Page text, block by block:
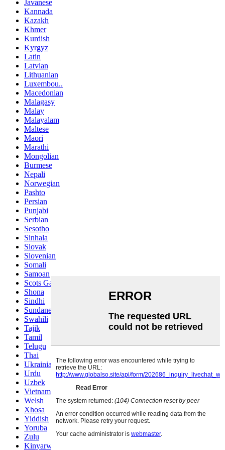
Javanese
Kannada
Kazakh
Khmer
Kurdish
Kyrgyz
Latin
Latvian
Lithuanian
Luxembou..
Macedonian
Malagasy
Malay
Malayalam
Maltese
Maori
Marathi
Mongolian
Burmese
Nepali
Norwegian
Pashto
Persian
Punjabi
Serbian
Sesotho
Sinhala
Slovak
Slovenian
Somali
Samoan
Scots Gaelic
Shona
Sindhi
Sundanese
Swahili
Tajik
Tamil
Telugu
Thai
Ukrainian
Urdu
Uzbek
Vietnamese
Welsh
Xhosa
Yiddish
Yoruba
Zulu
Kinyarwanda